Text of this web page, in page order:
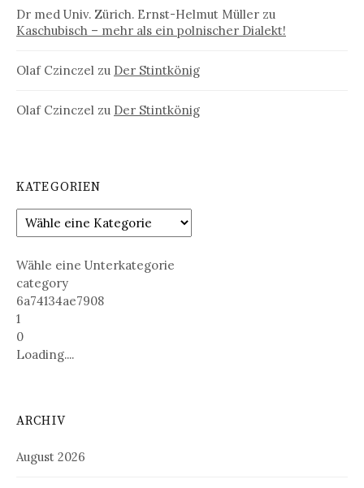
Dr med Univ. Zürich. Ernst-Helmut Müller zu
Kaschubisch – mehr als ein polnischer Dialekt!
Olaf Czinczel zu Der Stintkönig
Olaf Czinczel zu Der Stintkönig
KATEGORIEN
Wähle eine Unterkategorie
category
6a74134ae7908
1
0
Loading....
ARCHIV
August 2026